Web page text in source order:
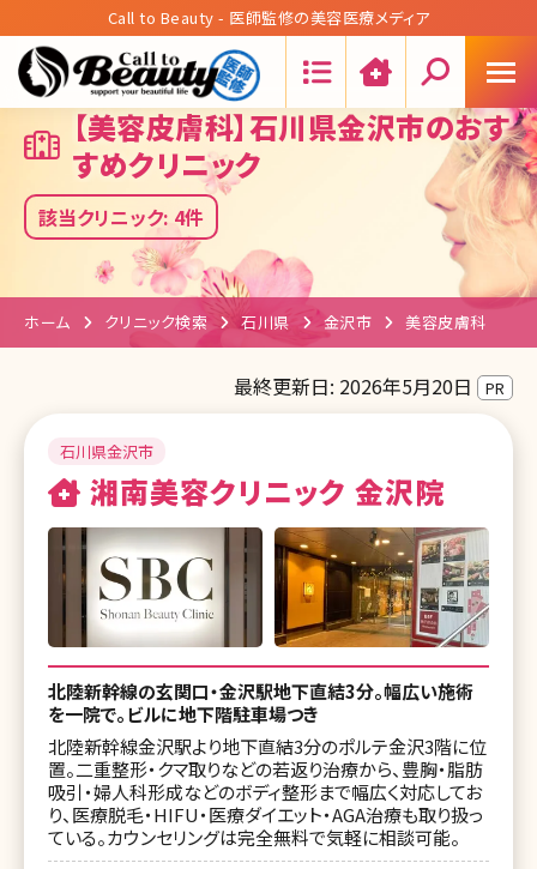
Call to Beauty - 医師監修の美容医療メディア
【美容皮膚科】石川県金沢市のおす
すめクリニック
該当クリニック: 4件
ホーム クリニック検索 石川県 金沢市 美容皮膚科
最終更新日: 2026年5月20日 PR
石川県金沢市
湘南美容クリニック 金沢院
北陸新幹線の玄関口・金沢駅地下直結3分。幅広い施術
を一院で。ビルに地下階駐車場つき
北陸新幹線金沢駅より地下直結3分のポルテ金沢3階に位
置。二重整形・クマ取りなどの若返り治療から、豊胸・脂肪
吸引・婦人科形成などのボディ整形まで幅広く対応してお
り、医療脱毛・HIFU・医療ダイエット・AGA治療も取り扱っ
ている。カウンセリングは完全無料で気軽に相談可能。